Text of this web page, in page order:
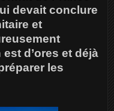
devait conclure
et
d’ores et déjà
les